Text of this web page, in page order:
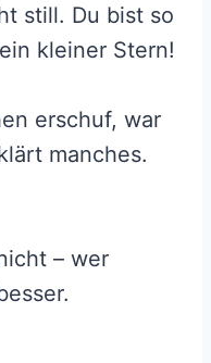
still. Du bist so
kleiner Stern!
erschuf, war
manches.
– wer